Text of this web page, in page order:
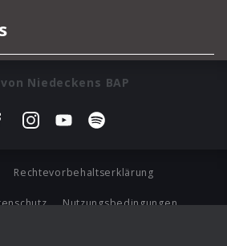
Niedeckens BAP
Rechtevorbehaltserklärung
Nutzungsbedingungen